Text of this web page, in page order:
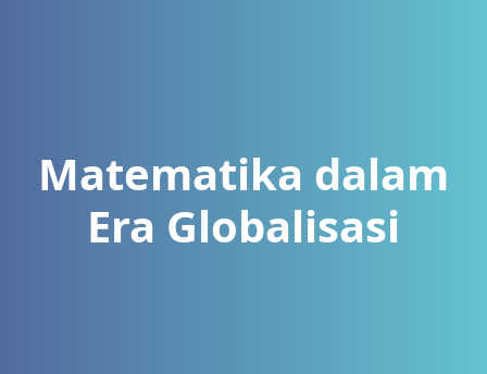
Matematika dalam
Era Globalisasi